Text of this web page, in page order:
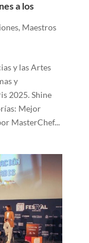
a los
, Maestros
y las Artes
y
2025. Shine
Mejor
MasterChef...